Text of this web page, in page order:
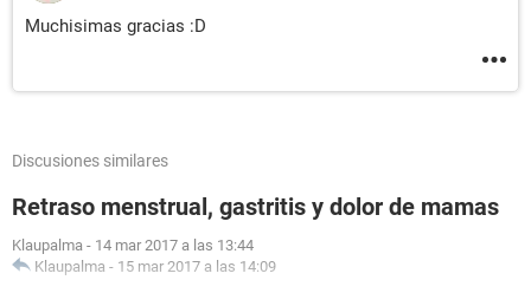
Muchisimas gracias :D
Discusiones similares
Retraso menstrual, gastritis y dolor de mamas
Klaupalma - 14 mar 2017 a las 13:44
Klaupalma - 15 mar 2017 a las 14:09